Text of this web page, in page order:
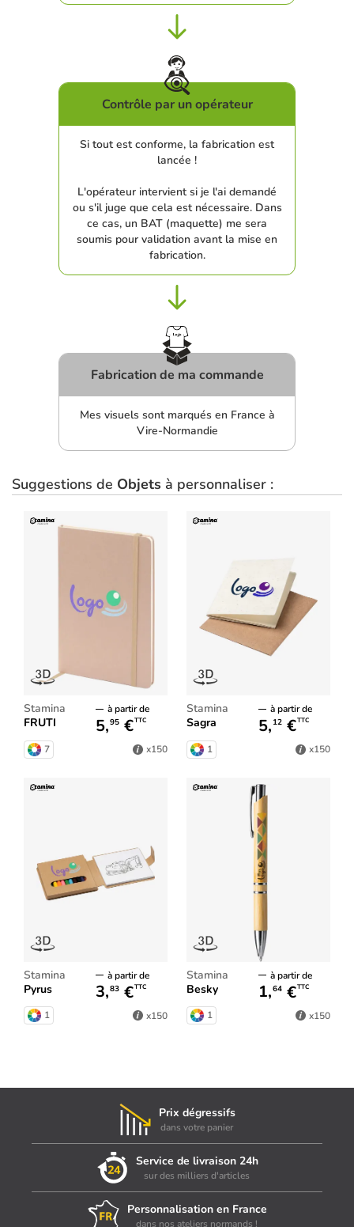
Contrôle par un opérateur
Si tout est conforme, la fabrication est
lancée !
L'opérateur intervient si je l'ai demandé
ou s'il juge que cela est nécessaire. Dans
ce cas, un BAT (maquette) me sera
soumis pour validation avant la mise en
fabrication.
Fabrication de ma commande
Mes visuels sont marqués en France à
Vire-Normandie
Suggestions de Objets à personnaliser :
Stamina
FRUTI
à partir de
5,95 €TTC
7 x150
Stamina
Sagra
à partir de
5, 12 €TTC
1 x150
Stamina
Pyrus
à partir de
3,83 €TTC
1 x150
Stamina
Besky
à partir de
1,64 €TTC
1 x150
Prix dégressifs
dans votre panier
Service de livraison 24h
sur des milliers d'articles
Personnalisation en France
dans nos ateliers normands !